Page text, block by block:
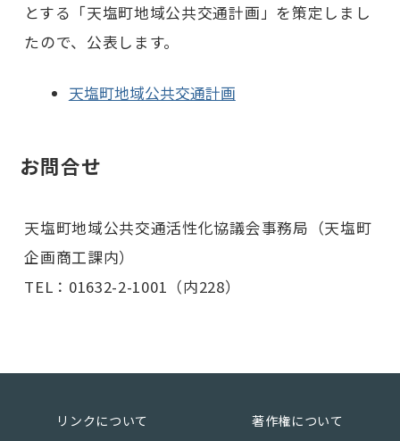
とする「天塩町地域公共交通計画」を策定しまし
たので、公表します。
天塩町地域公共交通計画
お問合せ
天塩町地域公共交通活性化協議会事務局（天塩町
企画商工課内）
TEL：01632-2-1001（内228）
リンクについて 著作権について